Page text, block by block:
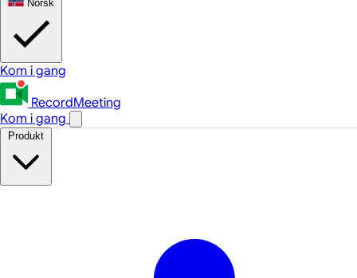
Norsk
Kom i gang
RecordMeeting
Kom i gang